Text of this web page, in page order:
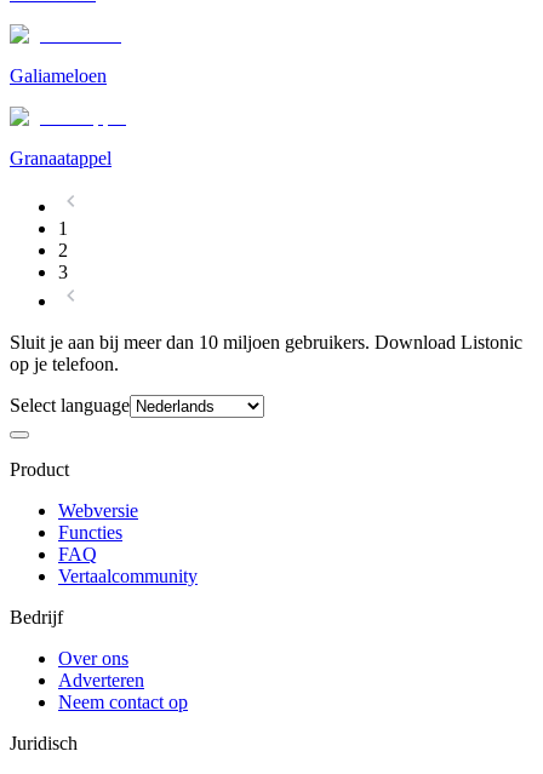
Galiameloen
Granaatappel
1
2
3
Sluit je aan bij meer dan 10 miljoen gebruikers. Download Listonic
op je telefoon.
Select language
Product
Webversie
Functies
FAQ
Vertaalcommunity
Bedrijf
Over ons
Adverteren
Neem contact op
Juridisch